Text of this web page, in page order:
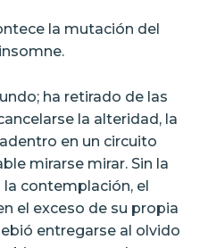
la mutación del
ha retirado de las
la alteridad, la
en un circuito
mirarse mirar. Sin la
contemplación, el
el exceso de su propia
entregarse al olvido